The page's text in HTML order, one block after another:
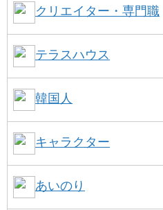
クリエイター・専門職
テラスハウス
韓国人
キャラクター
あいのり